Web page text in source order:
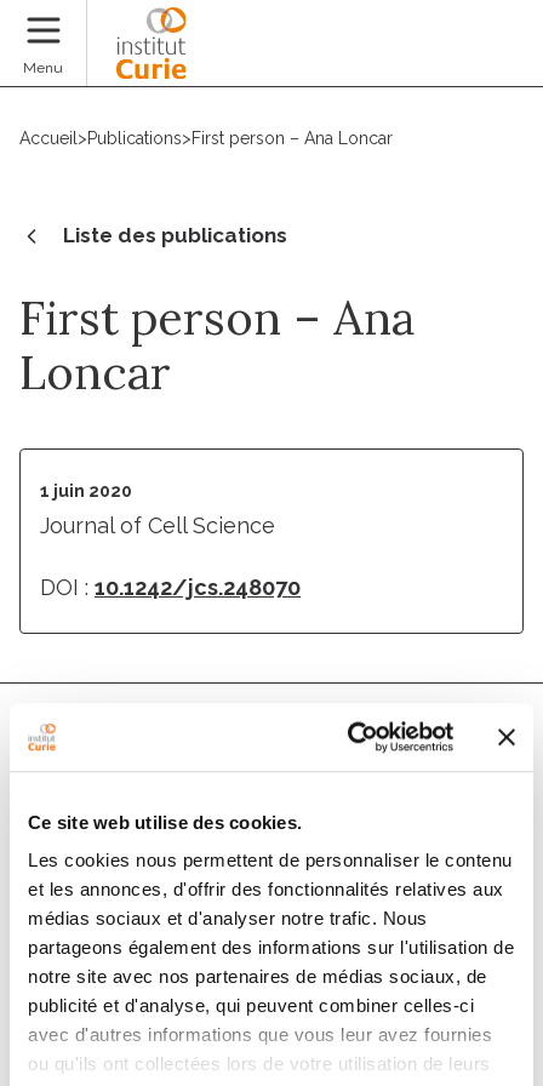
Ce site web utilise des cookies.
Les cookies nous permettent de personnaliser le contenu
et les annonces, d'offrir des fonctionnalités relatives aux
médias sociaux et d'analyser notre trafic. Nous
partageons également des informations sur l'utilisation de
notre site avec nos partenaires de médias sociaux, de
publicité et d'analyse, qui peuvent combiner celles-ci
avec d'autres informations que vous leur avez fournies
ou qu'ils ont collectées lors de votre utilisation de leurs
Menu
Accueil >Publications>First person – Ana Loncar
Liste des publications
First person – Ana
Loncar
1 juin 2020
Journal of Cell Science
DOI : 10.1242/jcs.248070
Résumé
ABSTRACT
First Person is a series of interviews with the first
authors of a selection of papers published in Journal
of Cell Science, helping early-career researchers
promote themselves alongside their papers. Ana
Loncar is first author on ‘Kinesin-14 family proteins and
microtubule dynamics define S. pombe mitotic and
meiotic spindle assembly, and elongation’, published in
JCS. Ana is a PhD student in the lab of Phong Tran at